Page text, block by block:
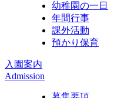
幼稚園の一日
年間行事
課外活動
預かり保育
入園案内
Admission